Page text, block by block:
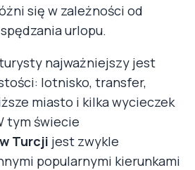
się w zależności od
urlopu.
najważniejszy jest
lotnisko, transfer,
miasto i kilka wycieczek
tym świecie
Turcji jest zwykle
popularnymi kierunkami